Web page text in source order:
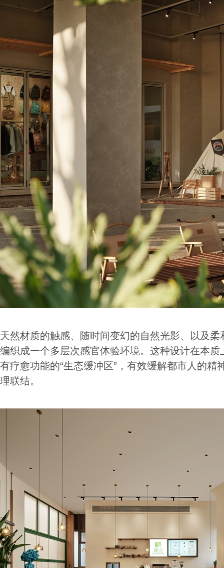
天然材质的触感、随时间变幻的自然光影、以及
编织成一个多层次感官体验环境。这种设计在本
有疗愈功能的“生态缓冲区”，有效缓解都市人的精
理联结。